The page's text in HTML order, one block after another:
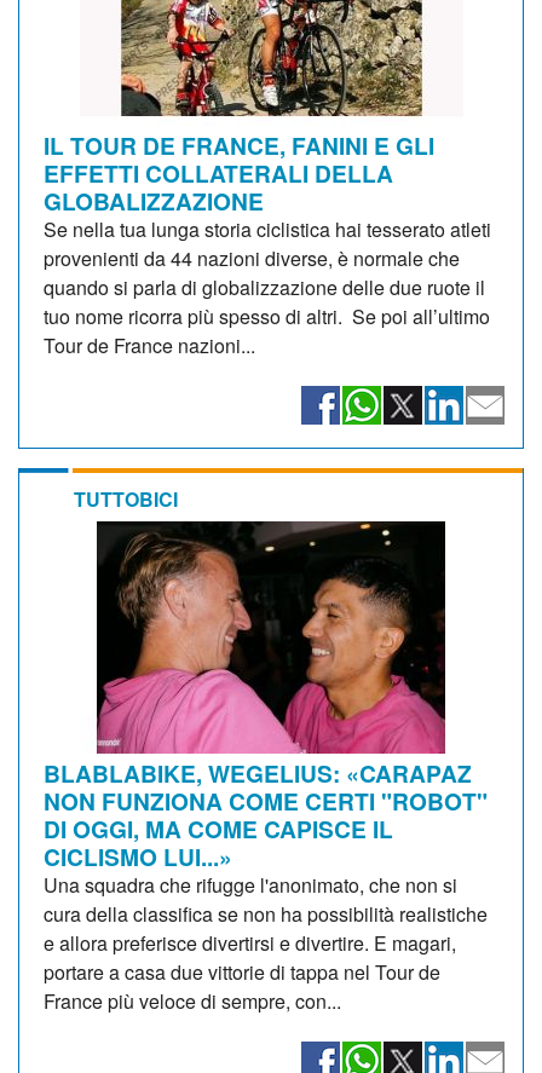
IL TOUR DE FRANCE, FANINI E GLI
EFFETTI COLLATERALI DELLA
GLOBALIZZAZIONE
Se nella tua lunga storia ciclistica hai tesserato atleti
provenienti da 44 nazioni diverse, è normale che
quando si parla di globalizzazione delle due ruote il
tuo nome ricorra più spesso di altri. Se poi all’ultimo
Tour de France nazioni...
TUTTOBICI
BLABLABIKE, WEGELIUS: «CARAPAZ
NON FUNZIONA COME CERTI "ROBOT"
DI OGGI, MA COME CAPISCE IL
CICLISMO LUI...»
Una squadra che rifugge l'anonimato, che non si
cura della classifica se non ha possibilità realistiche
e allora preferisce divertirsi e divertire. E magari,
portare a casa due vittorie di tappa nel Tour de
France più veloce di sempre, con...